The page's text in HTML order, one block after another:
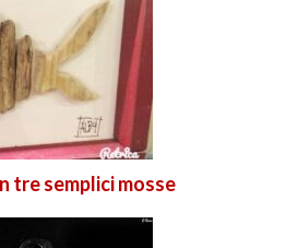
tre semplici mosse